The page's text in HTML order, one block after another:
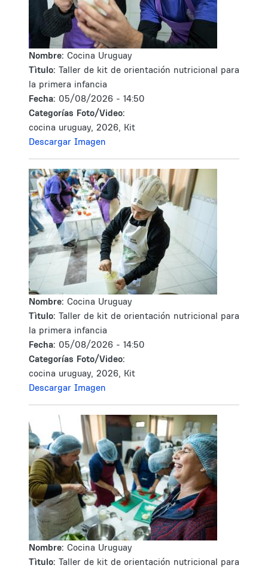
Nombre: Cocina Uruguay
Tìtulo: Taller de kit de orientación nutricional para
la primera infancia
Fecha: 05/08/2026 - 14:50
Categorías Foto/Video:
cocina uruguay, 2026, Kit
Descargar Imagen
Nombre: Cocina Uruguay
Tìtulo: Taller de kit de orientación nutricional para
la primera infancia
Fecha: 05/08/2026 - 14:50
Categorías Foto/Video:
cocina uruguay, 2026, Kit
Descargar Imagen
Nombre: Cocina Uruguay
Tìtulo: Taller de kit de orientación nutricional para